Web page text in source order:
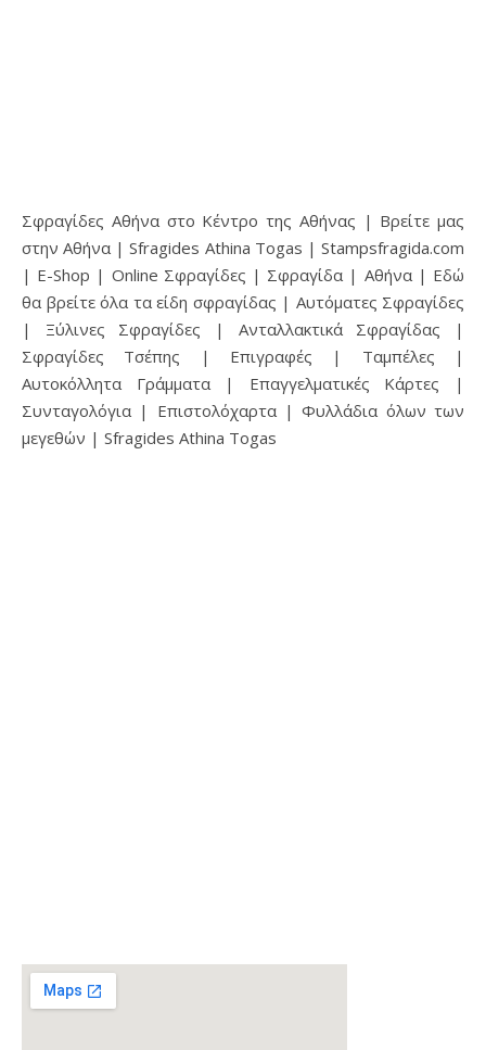
Σφραγίδες Αθήνα στο Κέντρο της Αθήνας | Βρείτε μας
στην Αθήνα | Sfragides Athina Togas | Stampsfragida.com
| E-Shop | Online Σφραγίδες | Σφραγίδα | Αθήνα | Εδώ
θα βρείτε όλα τα είδη σφραγίδας | Αυτόματες Σφραγίδες
| Ξύλινες Σφραγίδες | Ανταλλακτικά Σφραγίδας |
Σφραγίδες Τσέπης | Επιγραφές | Ταμπέλες |
Αυτοκόλλητα Γράμματα | Επαγγελματικές Κάρτες |
Συνταγολόγια | Επιστολόχαρτα | Φυλλάδια όλων των
μεγεθών | Sfragides Athina Togas